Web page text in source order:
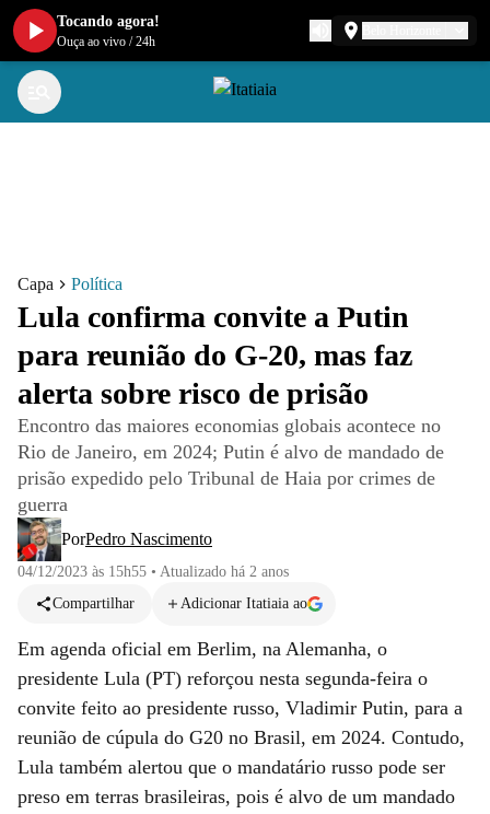
Capa Política
Lula confirma convite a Putin
para reunião do G-20, mas faz
alerta sobre risco de prisão
Encontro das maiores economias globais acontece no
Rio de Janeiro, em 2024; Putin é alvo de mandado de
prisão expedido pelo Tribunal de Haia por crimes de
guerra
PorPedro Nascimento
04/12/2023 às 15h55 • Atualizado há 2 anos
Compartilhar
Adicionar Itatiaia ao
Em agenda oficial em Berlim, na Alemanha, o
presidente Lula (PT) reforçou nesta segunda-feira o
convite feito ao presidente russo, Vladimir Putin, para a
reunião de cúpula do G20 no Brasil, em 2024. Contudo,
Lula também alertou que o mandatário russo pode ser
preso em terras brasileiras, pois é alvo de um mandado
Tocando agora!
Ouça ao vivo /24h